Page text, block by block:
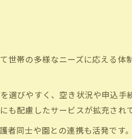
て環境に役立つ認定制度のポイン
認定こども園が提供する子育て
認定制度で得られる育児サポー
吹田市で利用できる認定こども
認定こども園制度が家族にもた
世帯の多様なニーズに応える
選びやすく、空き状況や申込
配慮したサービスが拡充され
者同士や園との連携も活発で